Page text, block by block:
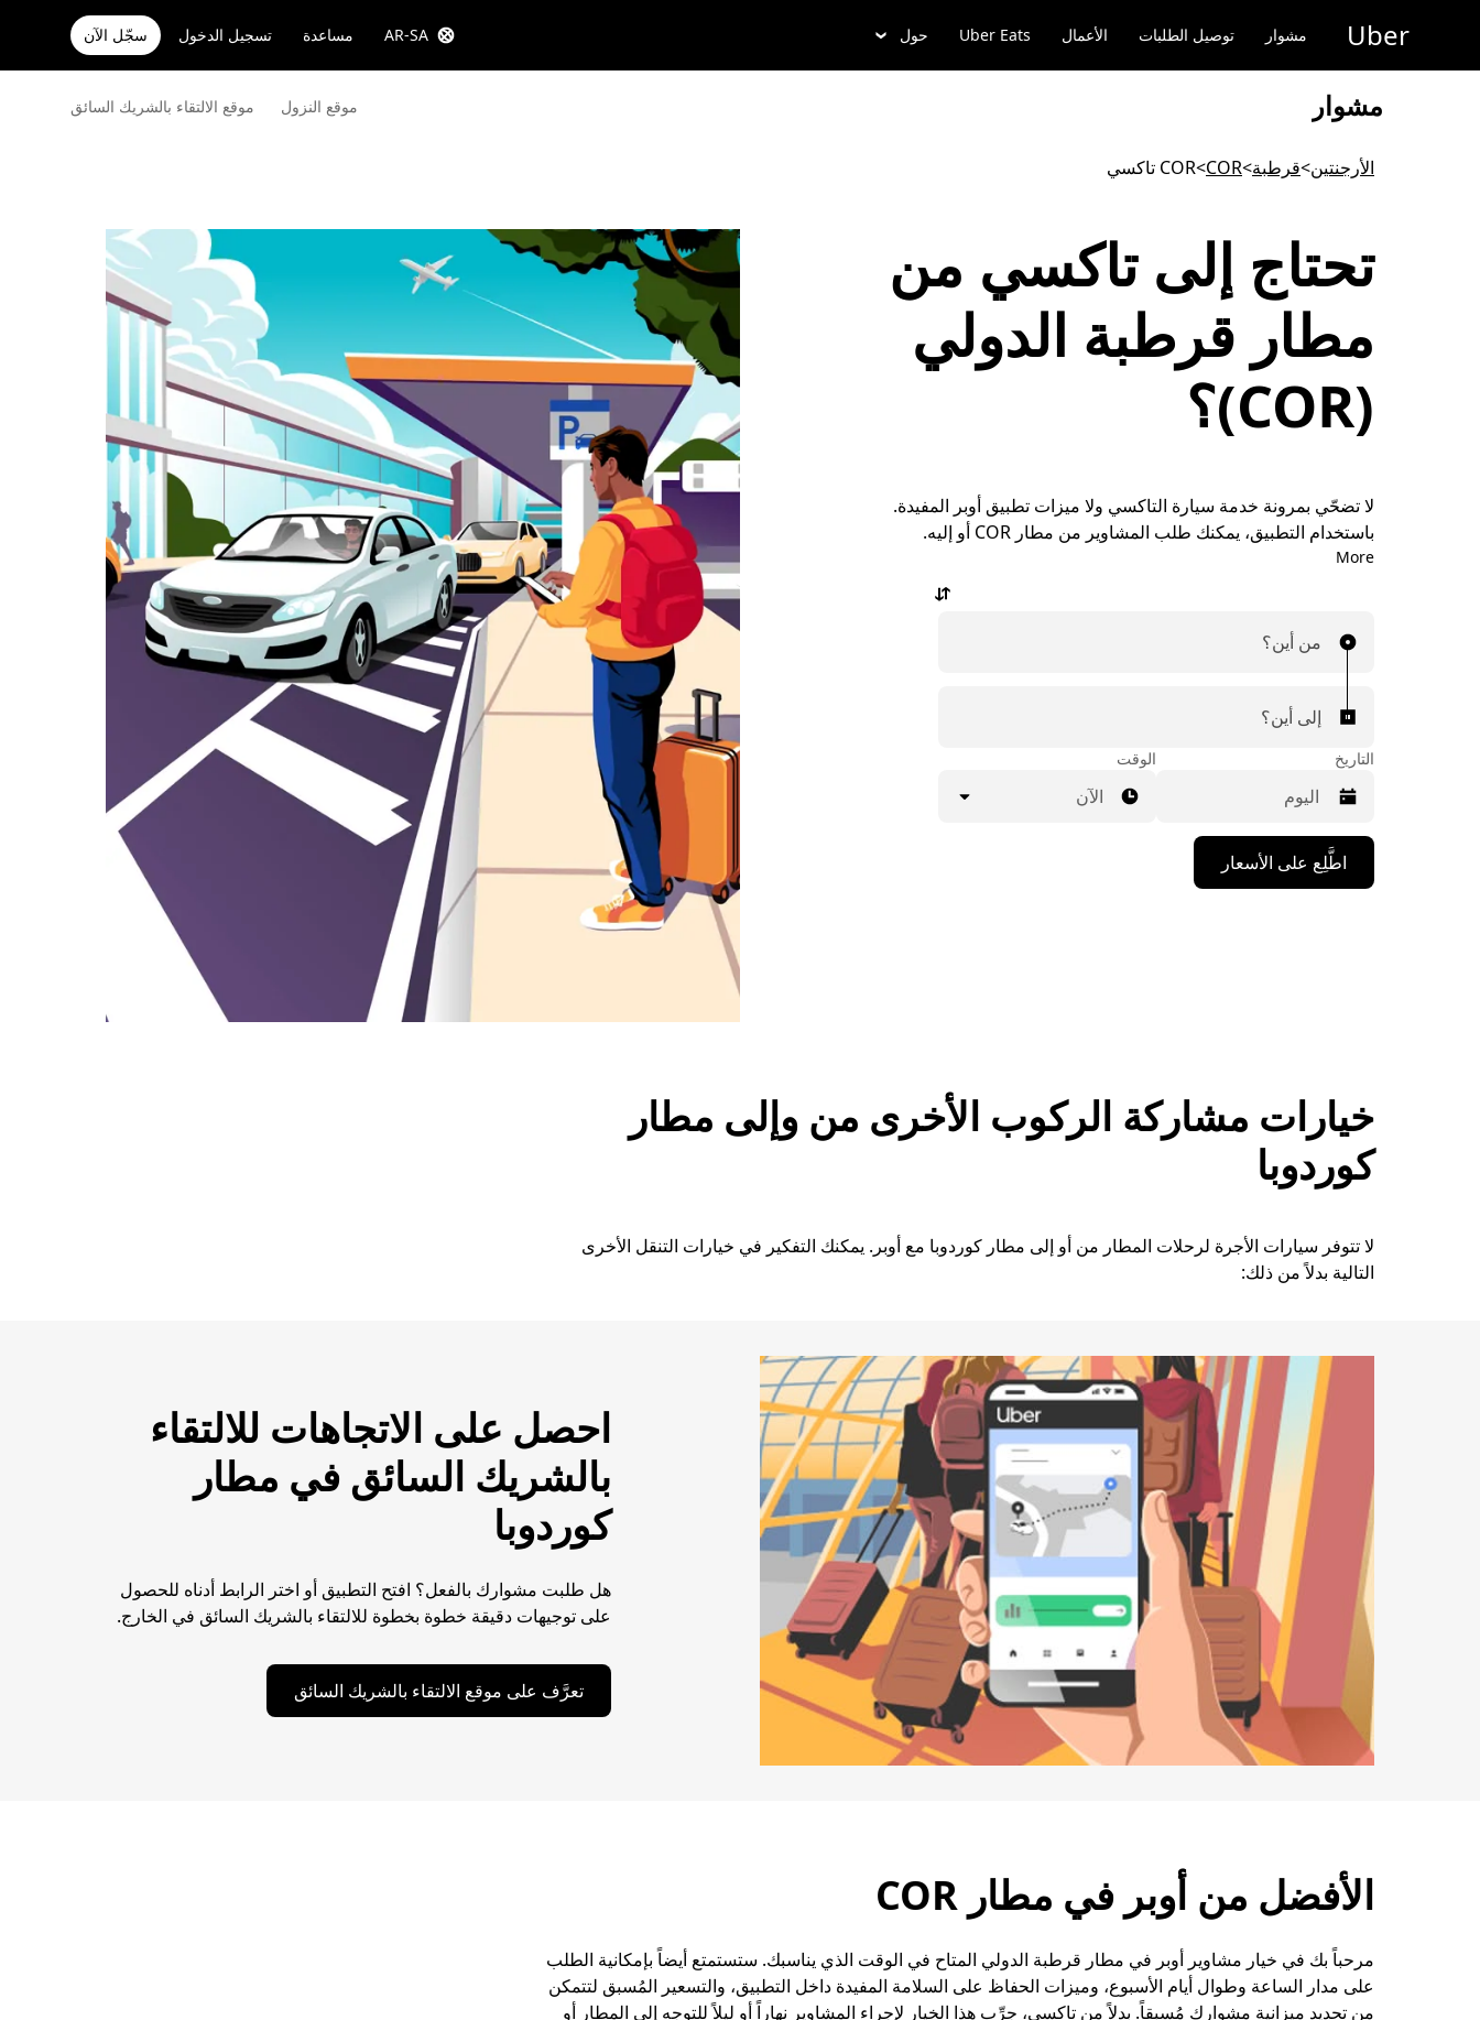
المحتوى
Uber مشوار توصيل الطلبات الأعمال Uber Eats حول AR-SA مساعدة تسجيل الدخول سجّل الآن
مشوار موقع النزول موقع الالتقاء بالشريك السائق
الأرجنتين>قرطبة>
COR
>COR تاكسي
تحتاج إلى تاكسي من
مطار قرطبة الدولي
(COR)؟
لا تضحّي بمرونة خدمة سيارة التاكسي ولا ميزات تطبيق أوبر المفيدة.
باستخدام التطبيق، يمكنك طلب المشاوير من مطار COR أو إليه.
يمكنك طلب مشاوير في اللحظة الأخيرة عند الحاجة، وحجز المشاوير
عبر التطبيق أو عبر الإنترنت على مدار الساعة وطوال أيام الأسبوع،
مشاوير المطار ببضع ضغطات.
More
من أين؟
إلى أين؟
التاريخ
اضغط
على
مفتاح
الخروج
لإغلاق
التقويم.
الوقت
الآن
اطَّلِع على الأسعار
خيارات مشاركة الركوب الأخرى من وإلى مطار
كوردوبا
لا تتوفر سيارات الأجرة لرحلات المطار من أو إلى مطار كوردوبا مع أوبر. يمكنك التفكير في خيارات التنقل الأخرى
التالية بدلاً من ذلك:
احصل على الاتجاهات للالتقاء
بالشريك السائق في مطار
كوردوبا
هل طلبت مشوارك بالفعل؟ افتح التطبيق أو اختر الرابط أدناه للحصول
على توجيهات دقيقة خطوة بخطوة للالتقاء بالشريك السائق في الخارج.
تعرَّف على موقع الالتقاء بالشريك السائق
الأفضل من أوبر في مطار COR
مرحباً بك في خيار مشاوير أوبر في مطار قرطبة الدولي المتاح في الوقت الذي يناسبك. ستستمتع أيضاً بإمكانية الطلب
على مدار الساعة وطوال أيام الأسبوع، وميزات الحفاظ على السلامة المفيدة داخل التطبيق، والتسعير المُسبق لتتمكن
من تحديد ميزانية مشوارك مُسبقاً. بدلاً من تاكسي، جرِّب هذا الخيار لإجراء المشاوير نهاراً أو ليلاً للتوجه إلى المطار أو